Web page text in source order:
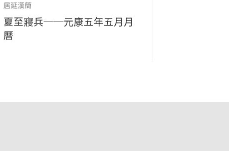
居延漢簡
夏至寢兵──元康五年五月月
曆